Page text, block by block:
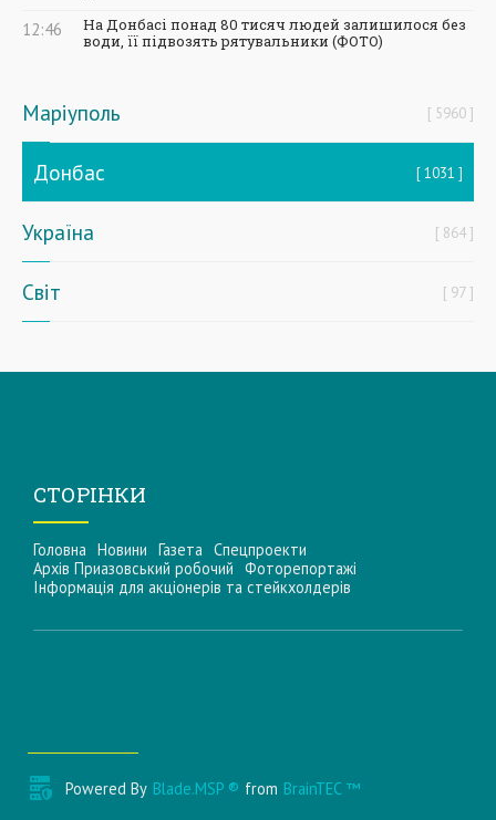
12:46
На Донбасі понад 80 тисяч людей залишилося без
води, її підвозять рятувальники (ФОТО)
Маріуполь 5960
Донбас 1031
Україна 864
Світ 97
СТОРІНКИ
Головна Новини Газета Спецпроекти
Архів Приазовський робочий Фоторепортажі
Інформацiя для акцiонерiв та стейкхолдерiв
Powered By Blade.MSP ® from BrainTEC ™